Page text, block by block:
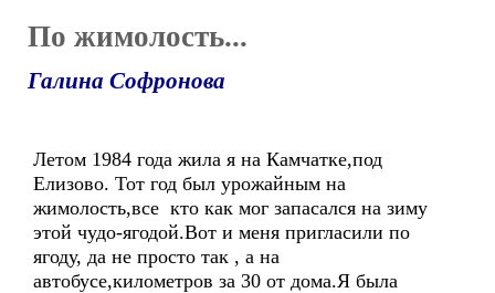
По жимолость...
Галина Софронова
Летом 1984 года жила я на Камчатке,под
Елизово. Тот год был урожайным на
жимолость,все кто как мог запасался на зиму
этой чудо-ягодой.Вот и меня пригласили по
ягоду, да не просто так , а на
автобусе,километров за 30 от дома.Я была